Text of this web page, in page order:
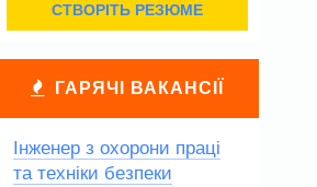
СТВОРІТЬ РЕЗЮМЕ
ГАРЯЧІ ВАКАНСІЇ
Інженер з охорони праці
та техніки безпеки